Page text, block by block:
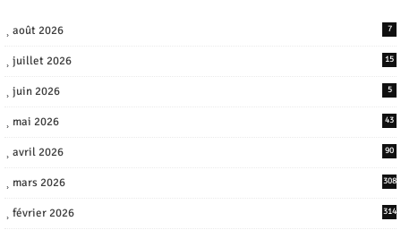
août 2026 7
juillet 2026 15
juin 2026 5
mai 2026 43
avril 2026 90
mars 2026 308
février 2026 314